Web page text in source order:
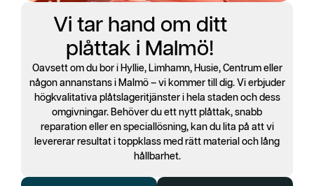
Vi tar hand om ditt
plåttak i Malmö!
Oavsett om du bor i Hyllie, Limhamn, Husie, Centrum eller
någon annanstans i Malmö – vi kommer till dig. Vi erbjuder
högkvalitativa plåtslageritjänster i hela staden och dess
omgivningar. Behöver du ett nytt plåttak, snabb
reparation eller en speciallösning, kan du lita på att vi
levererar resultat i toppklass med rätt material och lång
hållbarhet.